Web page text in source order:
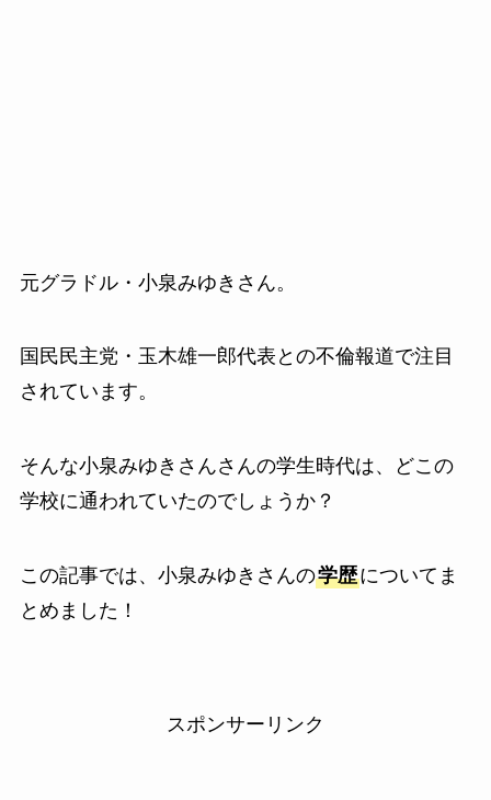
元グラドル・小泉みゆきさん。
国民民主党・玉木雄一郎代表との不倫報道で注目
されています。
そんな小泉みゆきさんさんの学生時代は、どこの
学校に通われていたのでしょうか？
この記事では、小泉みゆきさんの学歴についてま
とめました！
スポンサーリンク